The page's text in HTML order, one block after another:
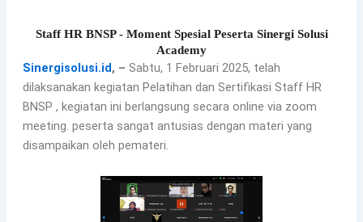
Staff HR BNSP - Moment Spesial Peserta Sinergi Solusi
Academy
Sinergisolusi.id, – Sabtu, 1 Februari 2025, telah
dilaksanakan kegiatan Pelatihan dan Sertifikasi Staff HR
BNSP , kegiatan ini berlangsung secara online via zoom
meeting. peserta sangat antusias dengan materi yang
disampaikan oleh pemateri.